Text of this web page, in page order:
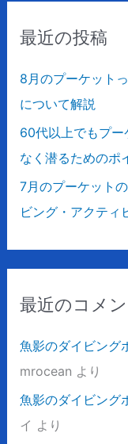
:最近の投稿
8月のプーケット
について解説
60代以上でもプ
なく潜るためのポ
7月のプーケット
ビング・アクティ
最近のコメン
魚影のダイビング
mrocean より
魚影のダイビング
イ より